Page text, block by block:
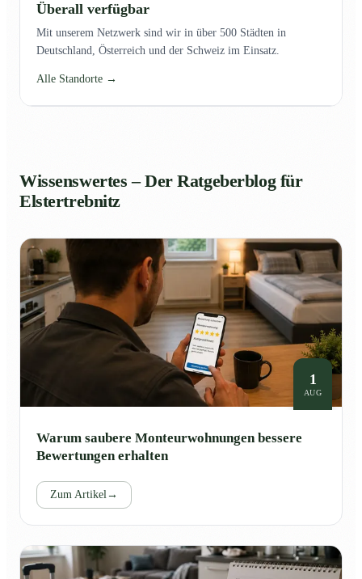
Überall verfügbar
Mit unserem Netzwerk sind wir in über 500 Städten in
Deutschland, Österreich und der Schweiz im Einsatz.
Alle Standorte →
Wissenswertes – Der Ratgeberblog für
Elstertrebnitz
1
AUG
Warum saubere Monteurwohnungen bessere
Bewertungen erhalten
Zum Artikel→